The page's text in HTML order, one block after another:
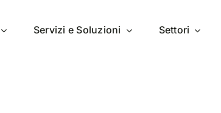
Servizi e Soluzioni Settori